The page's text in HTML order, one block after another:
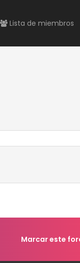
Lista de miembros
Marcar este